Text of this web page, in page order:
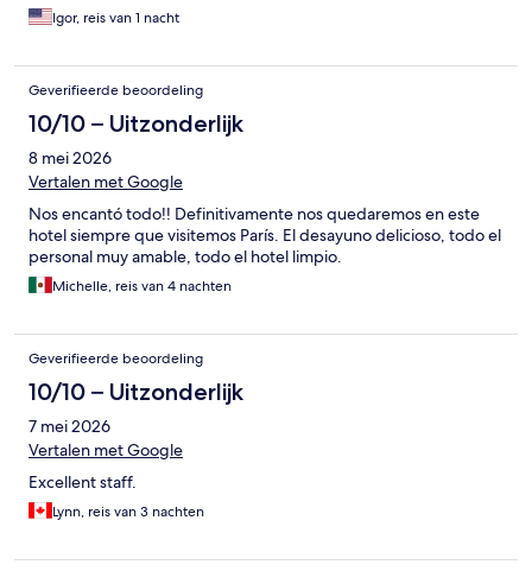
Igor, reis van 1 nacht
Geverifieerde beoordeling
10/10 – Uitzonderlijk
8 mei 2026
Vertalen met Google
Nos encantó todo!! Definitivamente nos quedaremos en este
hotel siempre que visitemos París. El desayuno delicioso, todo el
personal muy amable, todo el hotel limpio.
Michelle, reis van 4 nachten
Geverifieerde beoordeling
10/10 – Uitzonderlijk
7 mei 2026
Vertalen met Google
Excellent staff.
Lynn, reis van 3 nachten